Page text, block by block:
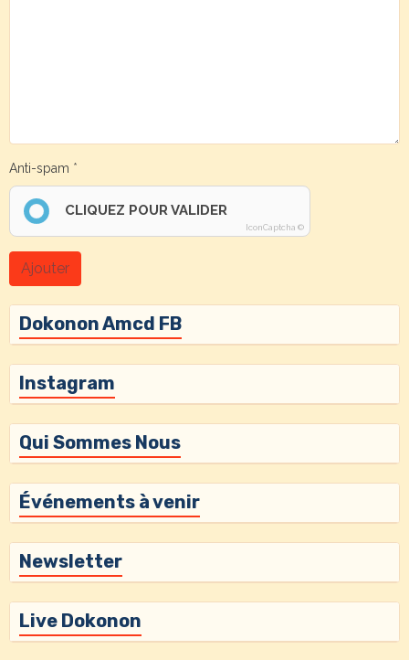
Anti-spam
CLIQUEZ POUR VALIDER
IconCaptcha ©
Ajouter
Dokonon Amcd FB
Instagram
Qui Sommes Nous
Événements à venir
Newsletter
Live Dokonon